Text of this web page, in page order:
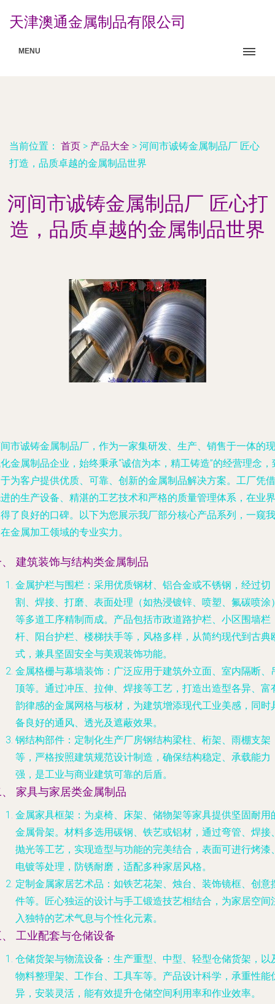
天津澳通金属制品有限公司
MENU
当前位置： 首页 > 产品大全 > 河间市诚铸金属制品厂 匠心
打造，品质卓越的金属制品世界
河间市诚铸金属制品厂 匠心打
造，品质卓越的金属制品世界
市诚铸金属制品厂，作为一家集研发、生产、销售于一体的现
金属制品企业，始终秉承“诚信为本，精工铸造”的经营理念，
为客户提供优质、可靠、创新的金属制品解决方案。工厂凭借
的生产设备、精湛的工艺技术和严格的质量管理体系，在业界
了良好的口碑。以下为您展示我厂部分核心产品系列，一窥我
金属加工领域的专业实力。
建筑装饰与结构类金属制品
金属护栏与围栏 ：采用优质钢材、铝合金或不锈钢，经过切
割、焊接、打磨、表面处理（如热浸镀锌、喷塑、氟碳喷涂
等多道工序精制而成。产品包括市政道路护栏、小区围墙栏
杆、阳台护栏、楼梯扶手等，风格多样，从简约现代到古典
式，兼具坚固安全与美观装饰功能。
金属格栅与幕墙装饰 ：广泛应用于建筑外立面、室内隔断、
顶等。通过冲压、拉伸、焊接等工艺，打造出造型各异、富
韵律感的金属网格与板材，为建筑增添现代工业美感，同时
备良好的通风、透光及遮蔽效果。
钢结构部件 ：定制化生产厂房钢结构梁柱、桁架、雨棚支架
等，严格按照建筑规范设计制造，确保结构稳定、承载能力
强，是工业与商业建筑可靠的后盾。
家具与家居类金属制品
金属家具框架 ：为桌椅、床架、储物架等家具提供坚固耐用
金属骨架。材料多选用碳钢、铁艺或铝材，通过弯管、焊接
抛光等工艺，实现造型与功能的完美结合，表面可进行烤漆
电镀等处理，防锈耐磨，适配多种家居风格。
定制金属家居艺术品 ：如铁艺花架、烛台、装饰镜框、创意
件等。匠心独运的设计与手工锻造技艺相结合，为家居空间
入独特的艺术气息与个性化元素。
工业配套与仓储设备
仓储货架与物流设备 ：生产重型、中型、轻型仓储货架，以
物料整理架、工作台、工具车等。产品设计科学，承重性能
异，安装灵活，能有效提升仓储空间利用率和作业效率。